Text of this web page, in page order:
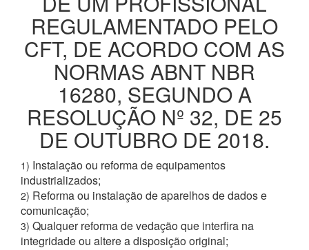
REGULAMENTADO PELO
CFT, DE ACORDO COM AS
NORMAS ABNT NBR
16280, SEGUNDO A
RESOLUÇÃO Nº 32, DE 25
DE OUTUBRO DE 2018.
1) Instalação ou reforma de equipamentos
industrializados;
2) Reforma ou instalação de aparelhos de dados e
comunicação;
3) Qualquer reforma de vedação que interfira na
integridade ou altere a disposição original;